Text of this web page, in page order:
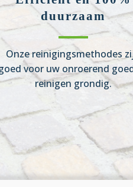
duurzaam
Onze reinigingsmethodes
voor uw onroerend
reinigen grondig.